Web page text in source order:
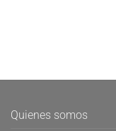
Quienes somos